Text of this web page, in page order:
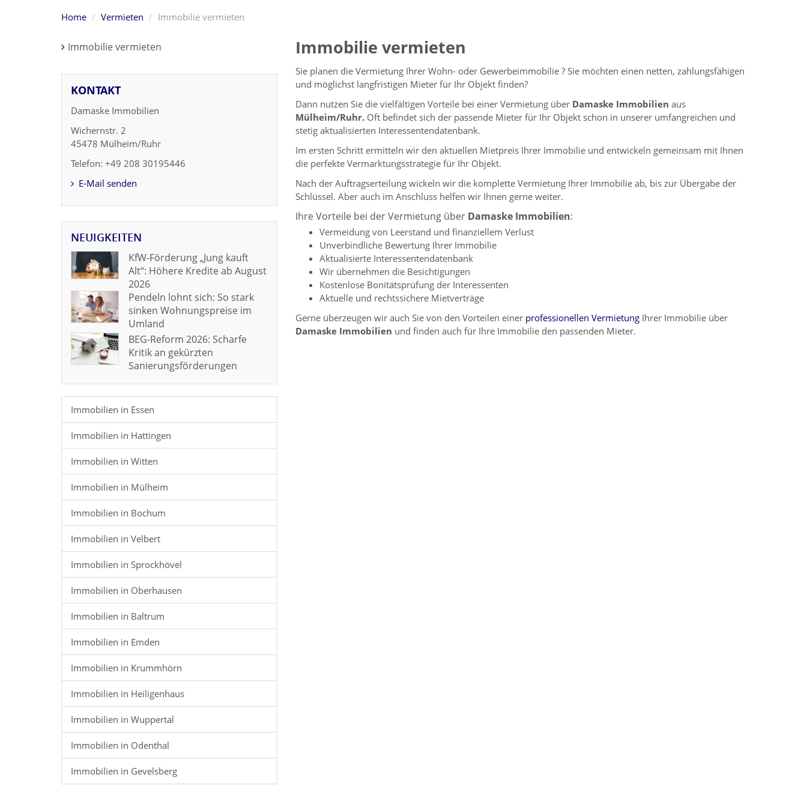
Home Vermieten Immobilie vermieten
Immobilie vermieten
Sie planen die Vermietung Ihrer Wohn- oder Gewerbeimmobilie ? Sie möchten einen netten, zahlungsfähigen
und möglichst langfristigen Mieter für Ihr Objekt finden?
Dann nutzen Sie die vielfältigen Vorteile bei einer Vermietung über Damaske Immobilien aus
Mülheim/Ruhr. Oft befindet sich der passende Mieter für Ihr Objekt schon in unserer umfangreichen und
stetig aktualisierten Interessentendatenbank.
Im ersten Schritt ermitteln wir den aktuellen Mietpreis Ihrer Immobilie und entwickeln gemeinsam mit Ihnen
die perfekte Vermarktungsstrategie für Ihr Objekt.
Nach der Auftragserteilung wickeln wir die komplette Vermietung Ihrer Immobilie ab, bis zur Übergabe der
Schlüssel. Aber auch im Anschluss helfen wir Ihnen gerne weiter.
Ihre Vorteile bei der Vermietung über Damaske Immobilien:
Vermeidung von Leerstand und finanziellem Verlust
Unverbindliche Bewertung Ihrer Immobilie
Aktualisierte Interessentendatenbank
Wir übernehmen die Besichtigungen
Kostenlose Bonitätsprüfung der Interessenten
Aktuelle und rechtssichere Mietverträge
Gerne überzeugen wir auch Sie von den Vorteilen einer professionellen Vermietung Ihrer Immobilie über
Damaske Immobilien und finden auch für Ihre Immobilie den passenden Mieter.
Immobilie vermieten
KONTAKT
Damaske Immobilien
Wichernstr. 2
45478 Mülheim/Ruhr
Telefon: +49 208 30195446
E-Mail senden
NEUIGKEITEN
KfW-Förderung „Jung kauft
Alt“: Höhere Kredite ab August
2026
Pendeln lohnt sich: So stark
sinken Wohnungspreise im
Umland
BEG-Reform 2026: Scharfe
Kritik an gekürzten
Sanierungsförderungen
Immobilien in Essen
Immobilien in Hattingen
Immobilien in Witten
Immobilien in Mülheim
Immobilien in Bochum
Immobilien in Velbert
Immobilien in Sprockhövel
Immobilien in Oberhausen
Immobilien in Baltrum
Immobilien in Emden
Immobilien in Krummhörn
Immobilien in Heiligenhaus
Immobilien in Wuppertal
Immobilien in Odenthal
Immobilien in Gevelsberg